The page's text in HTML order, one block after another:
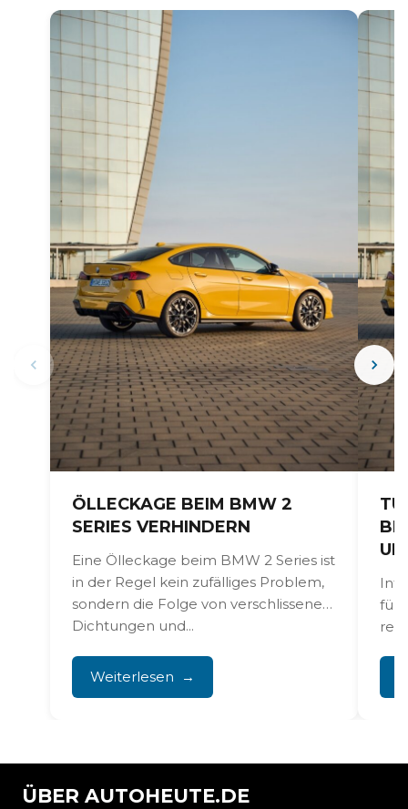
ÖLLECKAGE BEIM BMW 2
SERIES VERHINDERN
Eine Ölleckage beim BMW 2 Series ist
in der Regel kein zufälliges Problem,
sondern die Folge von verschlissenen
Dichtungen und...
Weiterlesen
ÜBER AUTOHEUTE.DE